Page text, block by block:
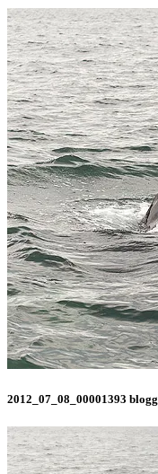
2012_07_08_00001393 blogg